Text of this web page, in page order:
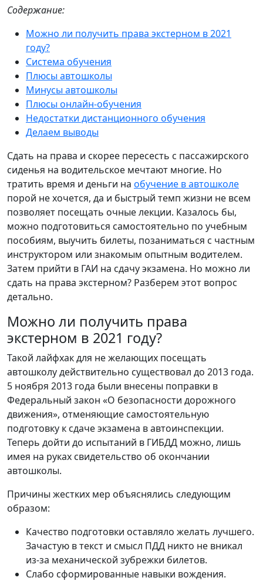
Содержание:
Можно ли получить права экстерном в 2021
году?
Система обучения
Плюсы автошколы
Минусы автошколы
Плюсы онлайн-обучения
Недостатки дистанционного обучения
Делаем выводы
Сдать на права и скорее пересесть с пассажирского
сиденья на водительское мечтают многие. Но
тратить время и деньги на обучение в автошколе
порой не хочется, да и быстрый темп жизни не всем
позволяет посещать очные лекции. Казалось бы,
можно подготовиться самостоятельно по учебным
пособиям, выучить билеты, позаниматься с частным
инструктором или знакомым опытным водителем.
Затем прийти в ГАИ на сдачу экзамена. Но можно ли
сдать на права экстерном? Разберем этот вопрос
детально.
Можно ли получить права
экстерном в 2021 году?
Такой лайфхак для не желающих посещать
автошколу действительно существовал до 2013 года.
5 ноября 2013 года были внесены поправки в
Федеральный закон «О безопасности дорожного
движения», отменяющие самостоятельную
подготовку к сдаче экзамена в автоинспекции.
Теперь дойти до испытаний в ГИБДД можно, лишь
имея на руках свидетельство об окончании
автошколы.
Причины жестких мер объяснялись следующим
образом:
Качество подготовки оставляло желать лучшего.
Зачастую в текст и смысл ПДД никто не вникал
из-за механической зубрежки билетов.
Слабо сформированные навыки вождения.